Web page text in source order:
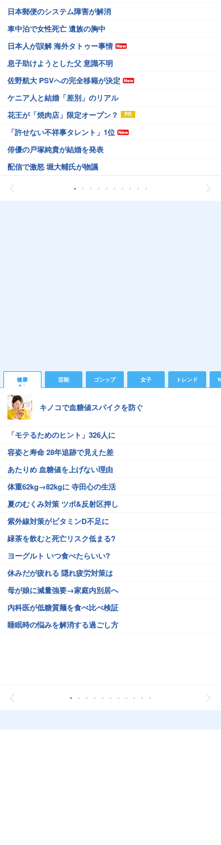
日本郵便のシステム障害が解消
車中泊で女性死亡 遺族の胸中
日本人が誤解 海外タトゥー事情
息子助けようとした父 意識不明
佐野航大 PSVへの完全移籍が決定
ケニア人と結婚「差別」のリアル
花王が「焼肉店」限定オープン？
「許せない不祥事タレント」1位
俳優の戸塚純貴が結婚を発表
配信で激怒 堀大輔氏が物議
健康 芸能 ゴシップ 女子 トレンド
キノコで血糖値スパイクを防ぐ
「モテるためのヒント」326人に
容姿と寿命 28年追跡で見えた差
あたりめ 血糖値を上げない理由
体重62kg→82kgに 寺田心の生活
夏のむくみ対策 ツボ&反射区押し
紫外線対策がビタミンD不足に
緑茶を飲むと死亡リスク低まる?
ヨーグルト いつ食べたらいい?
休みだが疲れる 隠れ疲労対策は
母が娘に減量強要→家庭内別居へ
内科医が低糖質麺を食べ比べ検証
睡眠時の悩みを解消する過ごし方